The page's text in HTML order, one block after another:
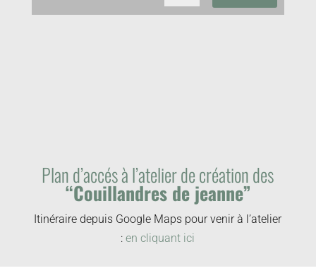
Plan d’accés à l’atelier de création des
“Couillandres de jeanne”
Itinéraire depuis Google Maps pour venir à l’atelier
:en cliquant ici